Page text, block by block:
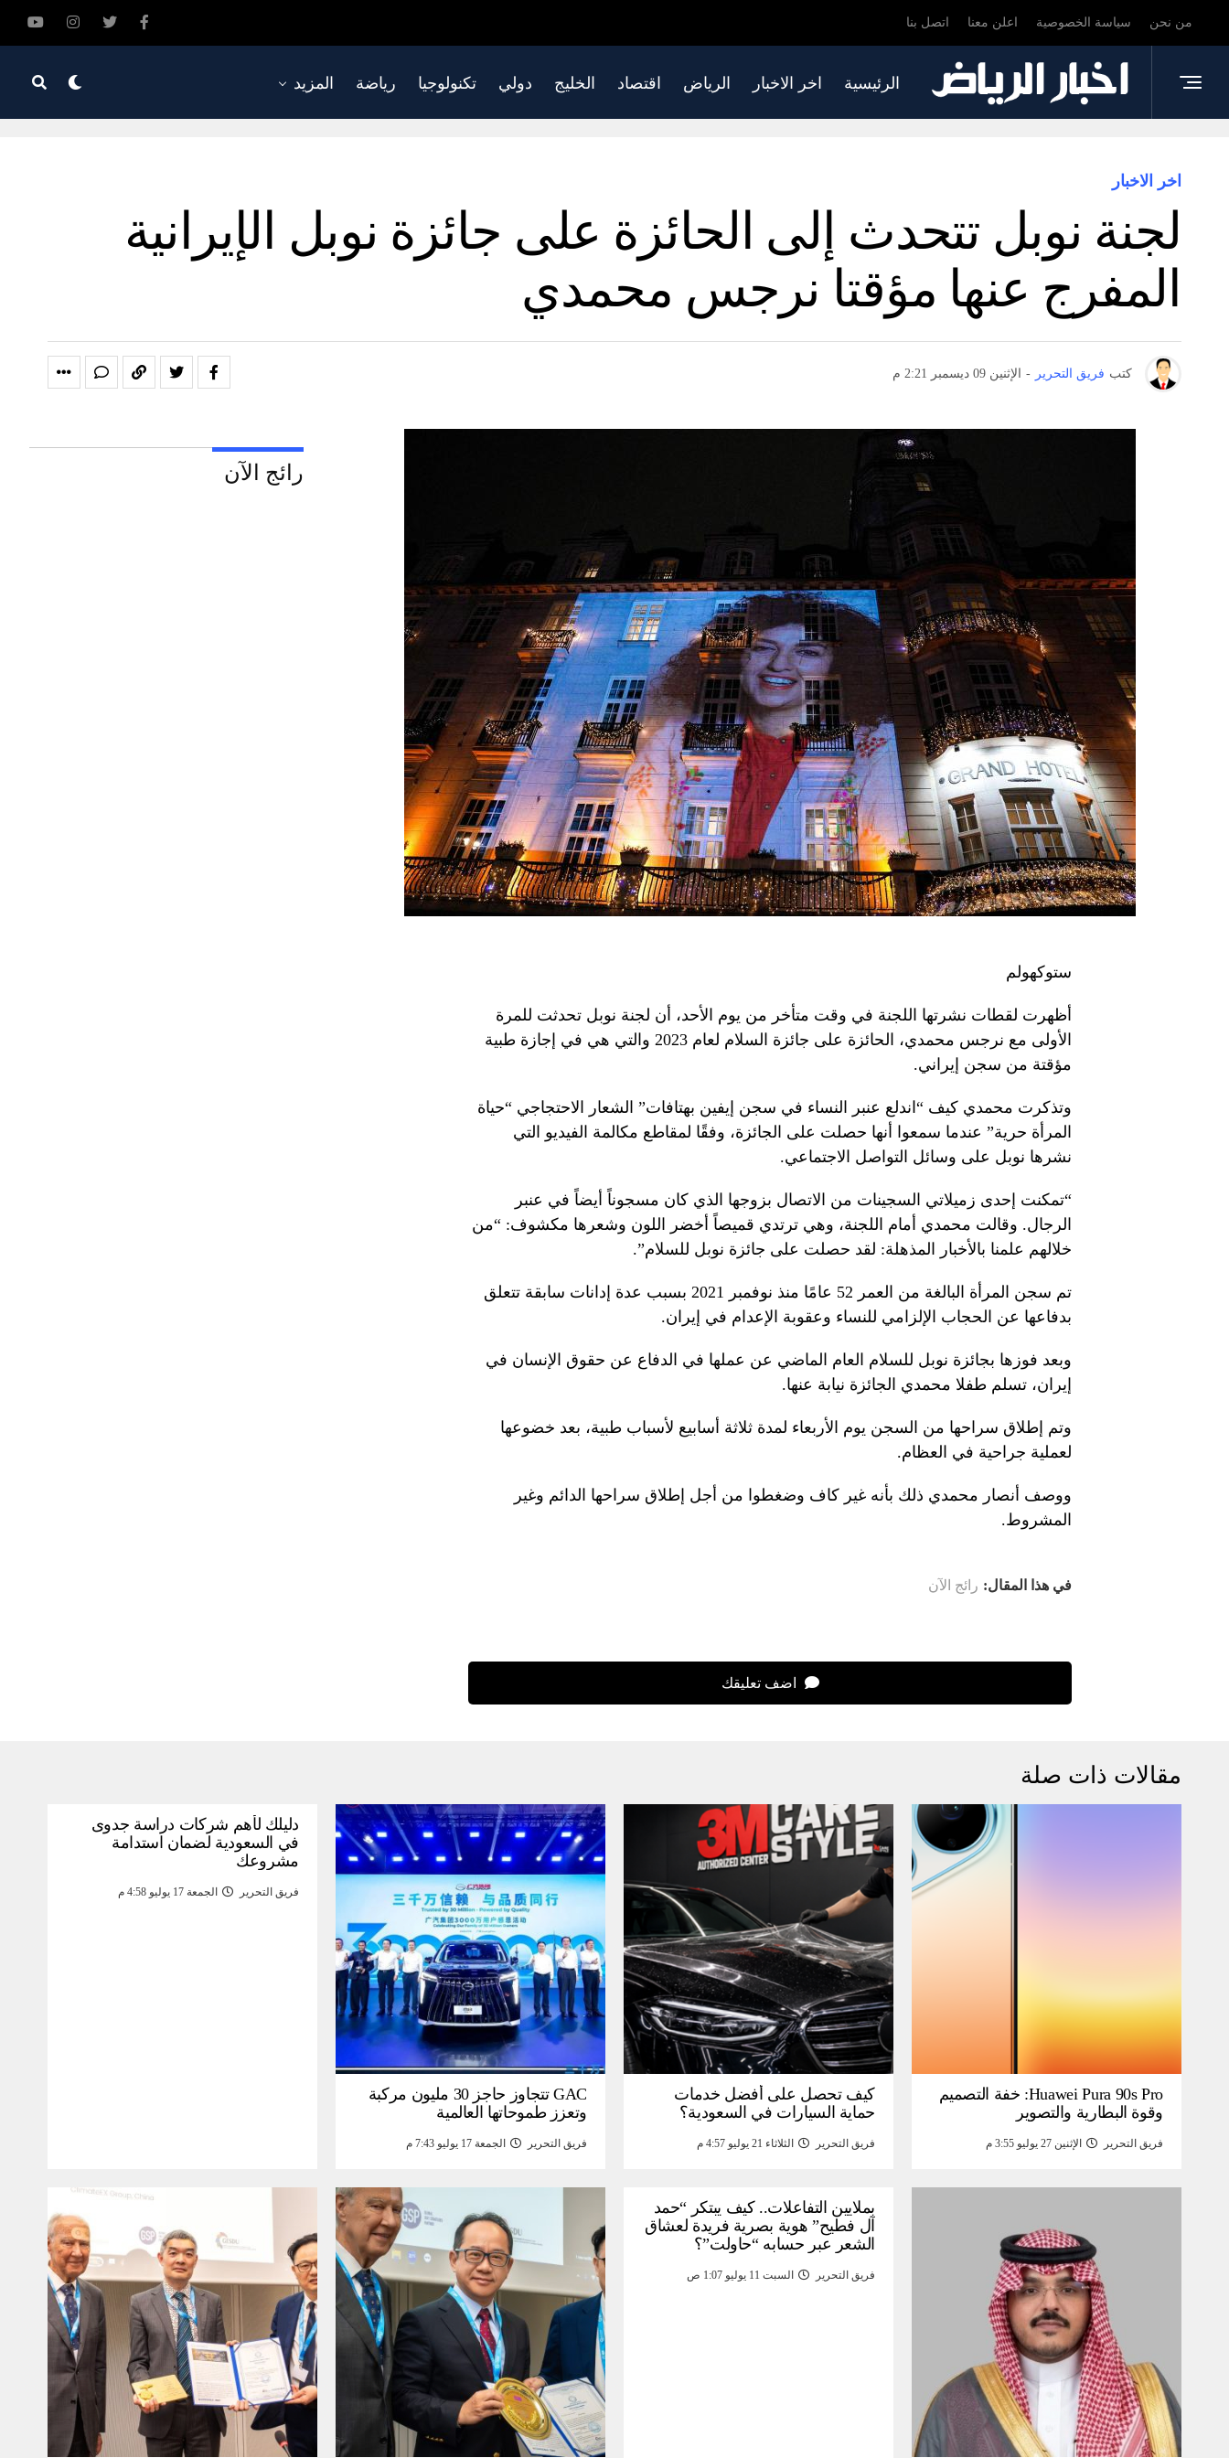
من نحن سياسة الخصوصية اعلن معنا اتصل بنا
الرئيسية اخر الاخبار الرياض اقتصاد الخليج دولي تكنولوجيا رياضة المزيد
اخر الاخبار
لجنة نوبل تتحدث إلى الحائزة على جائزة نوبل الإيرانية
المفرج عنها مؤقتا نرجس محمدي
كتب فريق التحرير - الإثنين 09 ديسمبر 2:21 م
ستوكهولم
أظهرت لقطات نشرتها اللجنة في وقت متأخر من يوم الأحد، أن لجنة نوبل تحدثت للمرة
الأولى مع نرجس محمدي، الحائزة على جائزة السلام لعام 2023 والتي هي في إجازة طبية
مؤقتة من سجن إيراني.
وتذكرت محمدي كيف “اندلع عنبر النساء في سجن إيفين بهتافات” الشعار الاحتجاجي “حياة
المرأة حرية” عندما سمعوا أنها حصلت على الجائزة، وفقًا لمقاطع مكالمة الفيديو التي
نشرها نوبل على وسائل التواصل الاجتماعي.
“تمكنت إحدى زميلاتي السجينات من الاتصال بزوجها الذي كان مسجوناً أيضاً في عنبر
الرجال. وقالت محمدي أمام اللجنة، وهي ترتدي قميصاً أخضر اللون وشعرها مكشوف: “من
خلالهم علمنا بالأخبار المذهلة: لقد حصلت على جائزة نوبل للسلام”.
تم سجن المرأة البالغة من العمر 52 عامًا منذ نوفمبر 2021 بسبب عدة إدانات سابقة تتعلق
بدفاعها عن الحجاب الإلزامي للنساء وعقوبة الإعدام في إيران.
وبعد فوزها بجائزة نوبل للسلام العام الماضي عن عملها في الدفاع عن حقوق الإنسان في
إيران، تسلم طفلا محمدي الجائزة نيابة عنها.
وتم إطلاق سراحها من السجن يوم الأربعاء لمدة ثلاثة أسابيع لأسباب طبية، بعد خضوعها
لعملية جراحية في العظام.
ووصف أنصار محمدي ذلك بأنه غير كاف وضغطوا من أجل إطلاق سراحها الدائم وغير
المشروط.
في هذا المقال: رائج الآن
اضف تعليقك
رائج الآن
مقالات ذات صلة
Huawei Pura 90s Pro: خفة التصميم
وقوة البطارية والتصوير
فريق التحرير الإثنين 27 يوليو 3:55 م
كيف تحصل على أفضل خدمات
حماية السيارات في السعودية؟
فريق التحرير الثلاثاء 21 يوليو 4:57 م
GAC تتجاوز حاجز 30 مليون مركبة
وتعزز طموحاتها العالمية
فريق التحرير الجمعة 17 يوليو 7:43 م
دليلك لأهم شركات دراسة جدوى
في السعودية لضمان استدامة
مشروعك
فريق التحرير الجمعة 17 يوليو 4:58 م
بملايين التفاعلات.. كيف يبتكر “حمد
آل فطيح” هوية بصرية فريدة لعشاق
الشعر عبر حسابه “حاولت”؟
فريق التحرير السبت 11 يوليو 1:07 ص